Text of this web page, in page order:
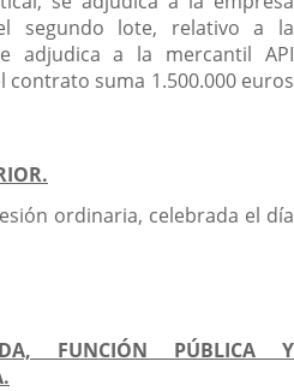
segundo lote, relativo a la
adjudica a la mercantil API
contrato suma 1.500.000 euros
ordinaria, celebrada el día
FUNCIÓN PÚBLICA Y